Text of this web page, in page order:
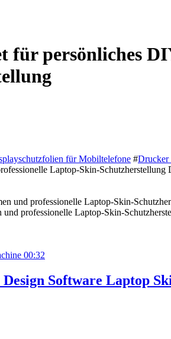
für persönliches
für Mobiltelefone #Drucker
Laptop-Skin-
professionelle Laptop-Skin-
00:32
Software Laptop